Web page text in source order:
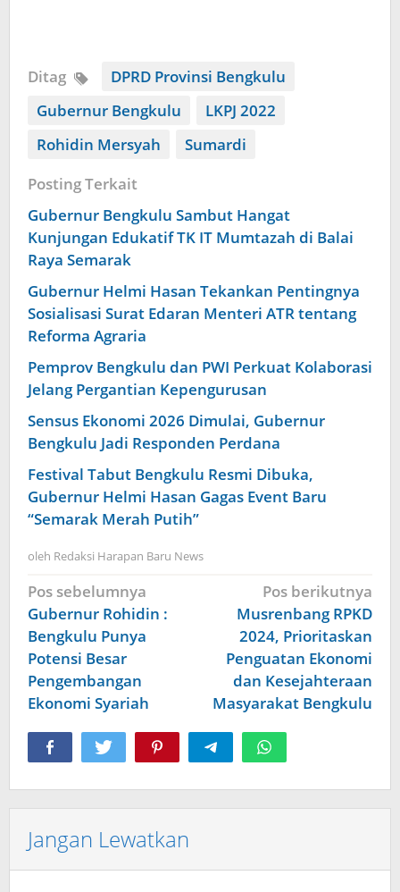
Ditag
DPRD Provinsi Bengkulu
Gubernur Bengkulu
LKPJ 2022
Rohidin Mersyah
Sumardi
Posting Terkait
Gubernur Bengkulu Sambut Hangat
Kunjungan Edukatif TK IT Mumtazah di Balai
Raya Semarak
Gubernur Helmi Hasan Tekankan Pentingnya
Sosialisasi Surat Edaran Menteri ATR tentang
Reforma Agraria
Pemprov Bengkulu dan PWI Perkuat Kolaborasi
Jelang Pergantian Kepengurusan
Sensus Ekonomi 2026 Dimulai, Gubernur
Bengkulu Jadi Responden Perdana
Festival Tabut Bengkulu Resmi Dibuka,
Gubernur Helmi Hasan Gagas Event Baru
“Semarak Merah Putih”
oleh Redaksi Harapan Baru News
Navigasi
pos
Pos sebelumnya
Gubernur Rohidin :
Bengkulu Punya
Potensi Besar
Pengembangan
Ekonomi Syariah
Pos berikutnya
Musrenbang RPKD
2024, Prioritaskan
Penguatan Ekonomi
dan Kesejahteraan
Masyarakat Bengkulu
Jangan Lewatkan